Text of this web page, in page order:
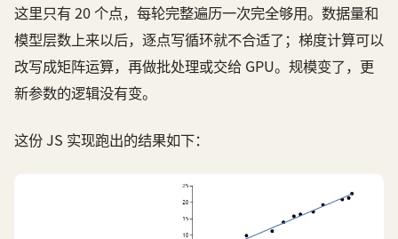
这里只有 20 个点，每轮完整遍历一次完全够用。数据量和
模型层数上来以后，逐点写循环就不合适了；梯度计算可以
改写成矩阵运算，再做批处理或交给 GPU。规模变了，更
新参数的逻辑没有变。
这份 JS 实现跑出的结果如下：